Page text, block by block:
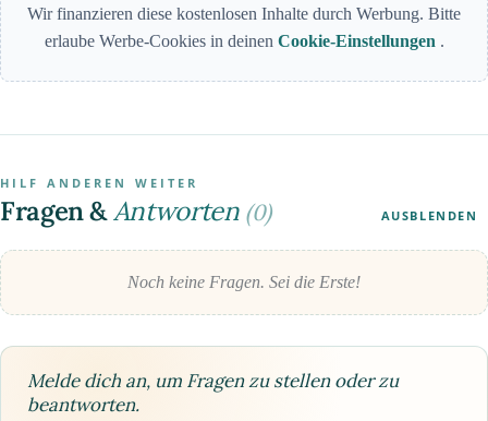
Wir finanzieren diese kostenlosen Inhalte durch Werbung. Bitte
erlaube Werbe-Cookies in deinen Cookie-Einstellungen .
HILF ANDEREN WEITER
Fragen &Antworten (0) AUSBLENDEN
Noch keine Fragen. Sei die Erste!
Melde dich an, um Fragen zu stellen oder zu
beantworten.